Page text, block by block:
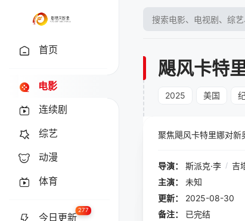
首页
电影
连续剧
综艺
动漫
体育
今日更新
277
飓风卡特
2025 美国
聚焦飓风卡特里娜对新
导演： 斯派克·李 / 吉
主演：
未知
更新：
2025-08-30
备注：
已完结